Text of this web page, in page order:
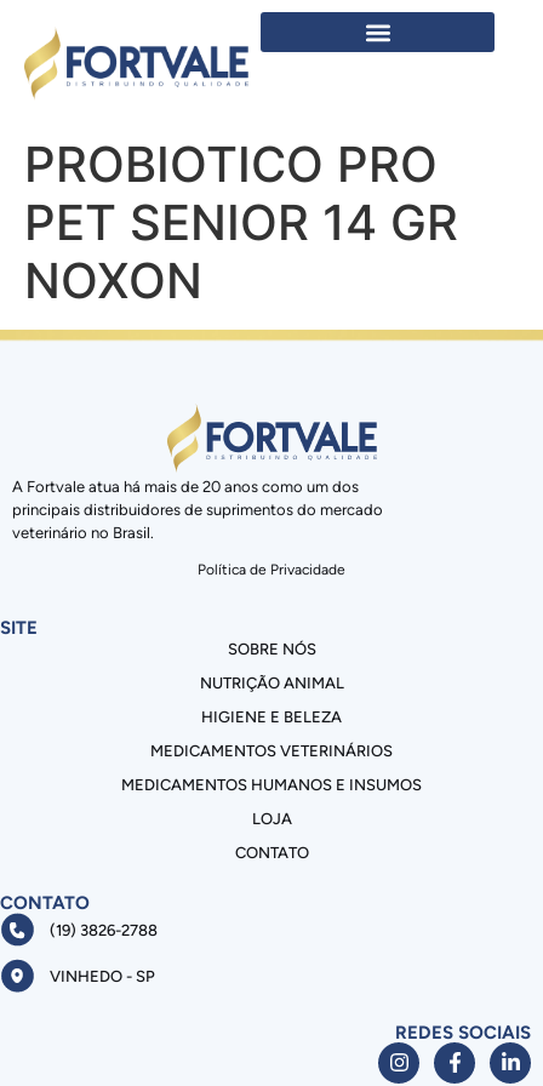
PROBIOTICO PRO
PET SENIOR 14 GR
NOXON
A Fortvale atua há mais de 20 anos como um dos
principais distribuidores de suprimentos do mercado
veterinário no Brasil.
Política de Privacidade
SITE
SOBRE NÓS
NUTRIÇÃO ANIMAL
HIGIENE E BELEZA
MEDICAMENTOS VETERINÁRIOS
MEDICAMENTOS HUMANOS E INSUMOS
LOJA
CONTATO
CONTATO
(19) 3826-2788
VINHEDO - SP
REDES SOCIAIS